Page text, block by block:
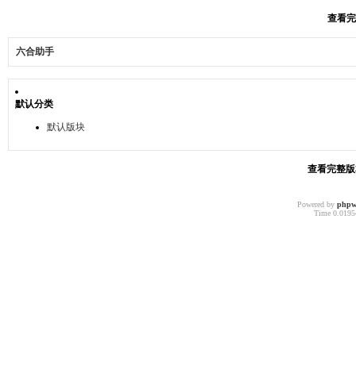
查看
六合助手
默认分类
默认版块
查看完整
Powered by
Time